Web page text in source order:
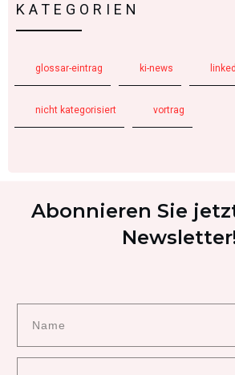
KATEGORIEN
glossar-eintrag ki-news
nicht kategorisiert vortrag
Abonnieren Sie